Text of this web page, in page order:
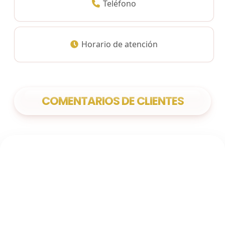
Teléfono
Horario de atención
COMENTARIOS DE CLIENTES